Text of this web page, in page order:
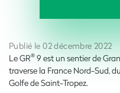
Publié le 02 décembre 2022
Le GR® 9 est un sentier de
traverse la France Nord-Sud,
Golfe de Saint-Tropez.